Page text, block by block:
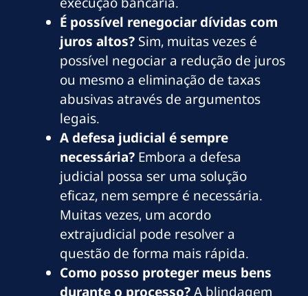
É possível renegociar dívidas com
juros altos? Sim, muitas vezes é
possível negociar a redução de juros
ou mesmo a eliminação de taxas
abusivas através de argumentos
legais.
A defesa judicial é sempre
necessária? Embora a defesa
judicial possa ser uma solução
eficaz, nem sempre é necessária.
Muitas vezes, um acordo
extrajudicial pode resolver a
questão de forma mais rápida.
Como posso proteger meus bens
durante o processo?A blindagem